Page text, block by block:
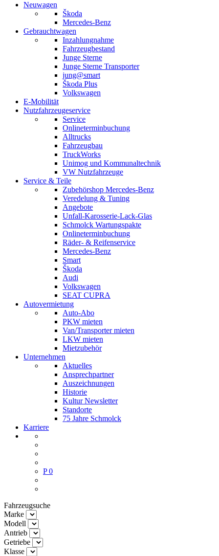
Neuwagen
Škoda
Mercedes-Benz
Gebrauchtwagen
Inzahlungnahme
Fahrzeugbestand
Junge Sterne
Junge Sterne Transporter
jung@smart
Škoda Plus
Volkswagen
E-Mobilität
Nutzfahrzeugeservice
Service
Onlineterminbuchung
Alltrucks
Fahrzeugbau
TruckWorks
Unimog und Kommunaltechnik
VW Nutzfahrzeuge
Service & Teile
Zubehörshop Mercedes-Benz
Veredelung & Tuning
Angebote
Unfall-Karosserie-Lack-Glas
Schmolck Wartungspakte
Onlineterminbuchung
Räder- & Reifenservice
Mercedes-Benz
Smart
Škoda
Audi
Volkswagen
SEAT CUPRA
Autovermietung
Auto-Abo
PKW mieten
Van/Transporter mieten
LKW mieten
Mietzubehör
Unternehmen
Aktuelles
Ansprechpartner
Auszeichnungen
Historie
Kultur Newsletter
Standorte
75 Jahre Schmolck
Karriere
P 0
Fahrzeugsuche
Marke
Modell
Antrieb
Getriebe
Klasse